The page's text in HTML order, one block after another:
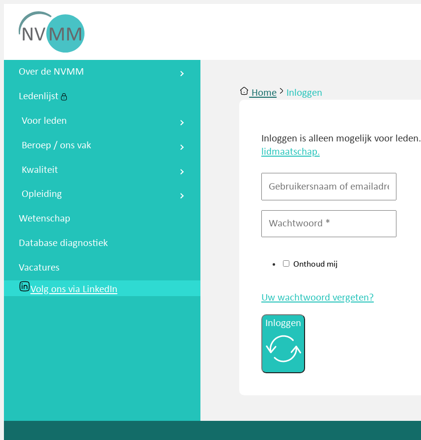
Nederlandse Vereniging voor
Over de NVMM
Ledenlijst
Voor leden
Beroep / ons vak
Kwaliteit
Opleiding
Wetenschap
Database diagnostiek
Vacatures
Volg ons via LinkedIn
Home Inloggen
Inloggen is alleen mogelijk voor leden.
lidmaatschap.
Onthoud mij
Uw wachtwoord vergeten?
Inloggen